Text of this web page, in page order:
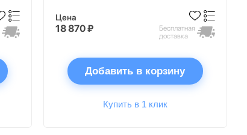
Цена
18 870 ₽
Бесплатная
доставка
Добавить в корзину
Купить в 1 клик